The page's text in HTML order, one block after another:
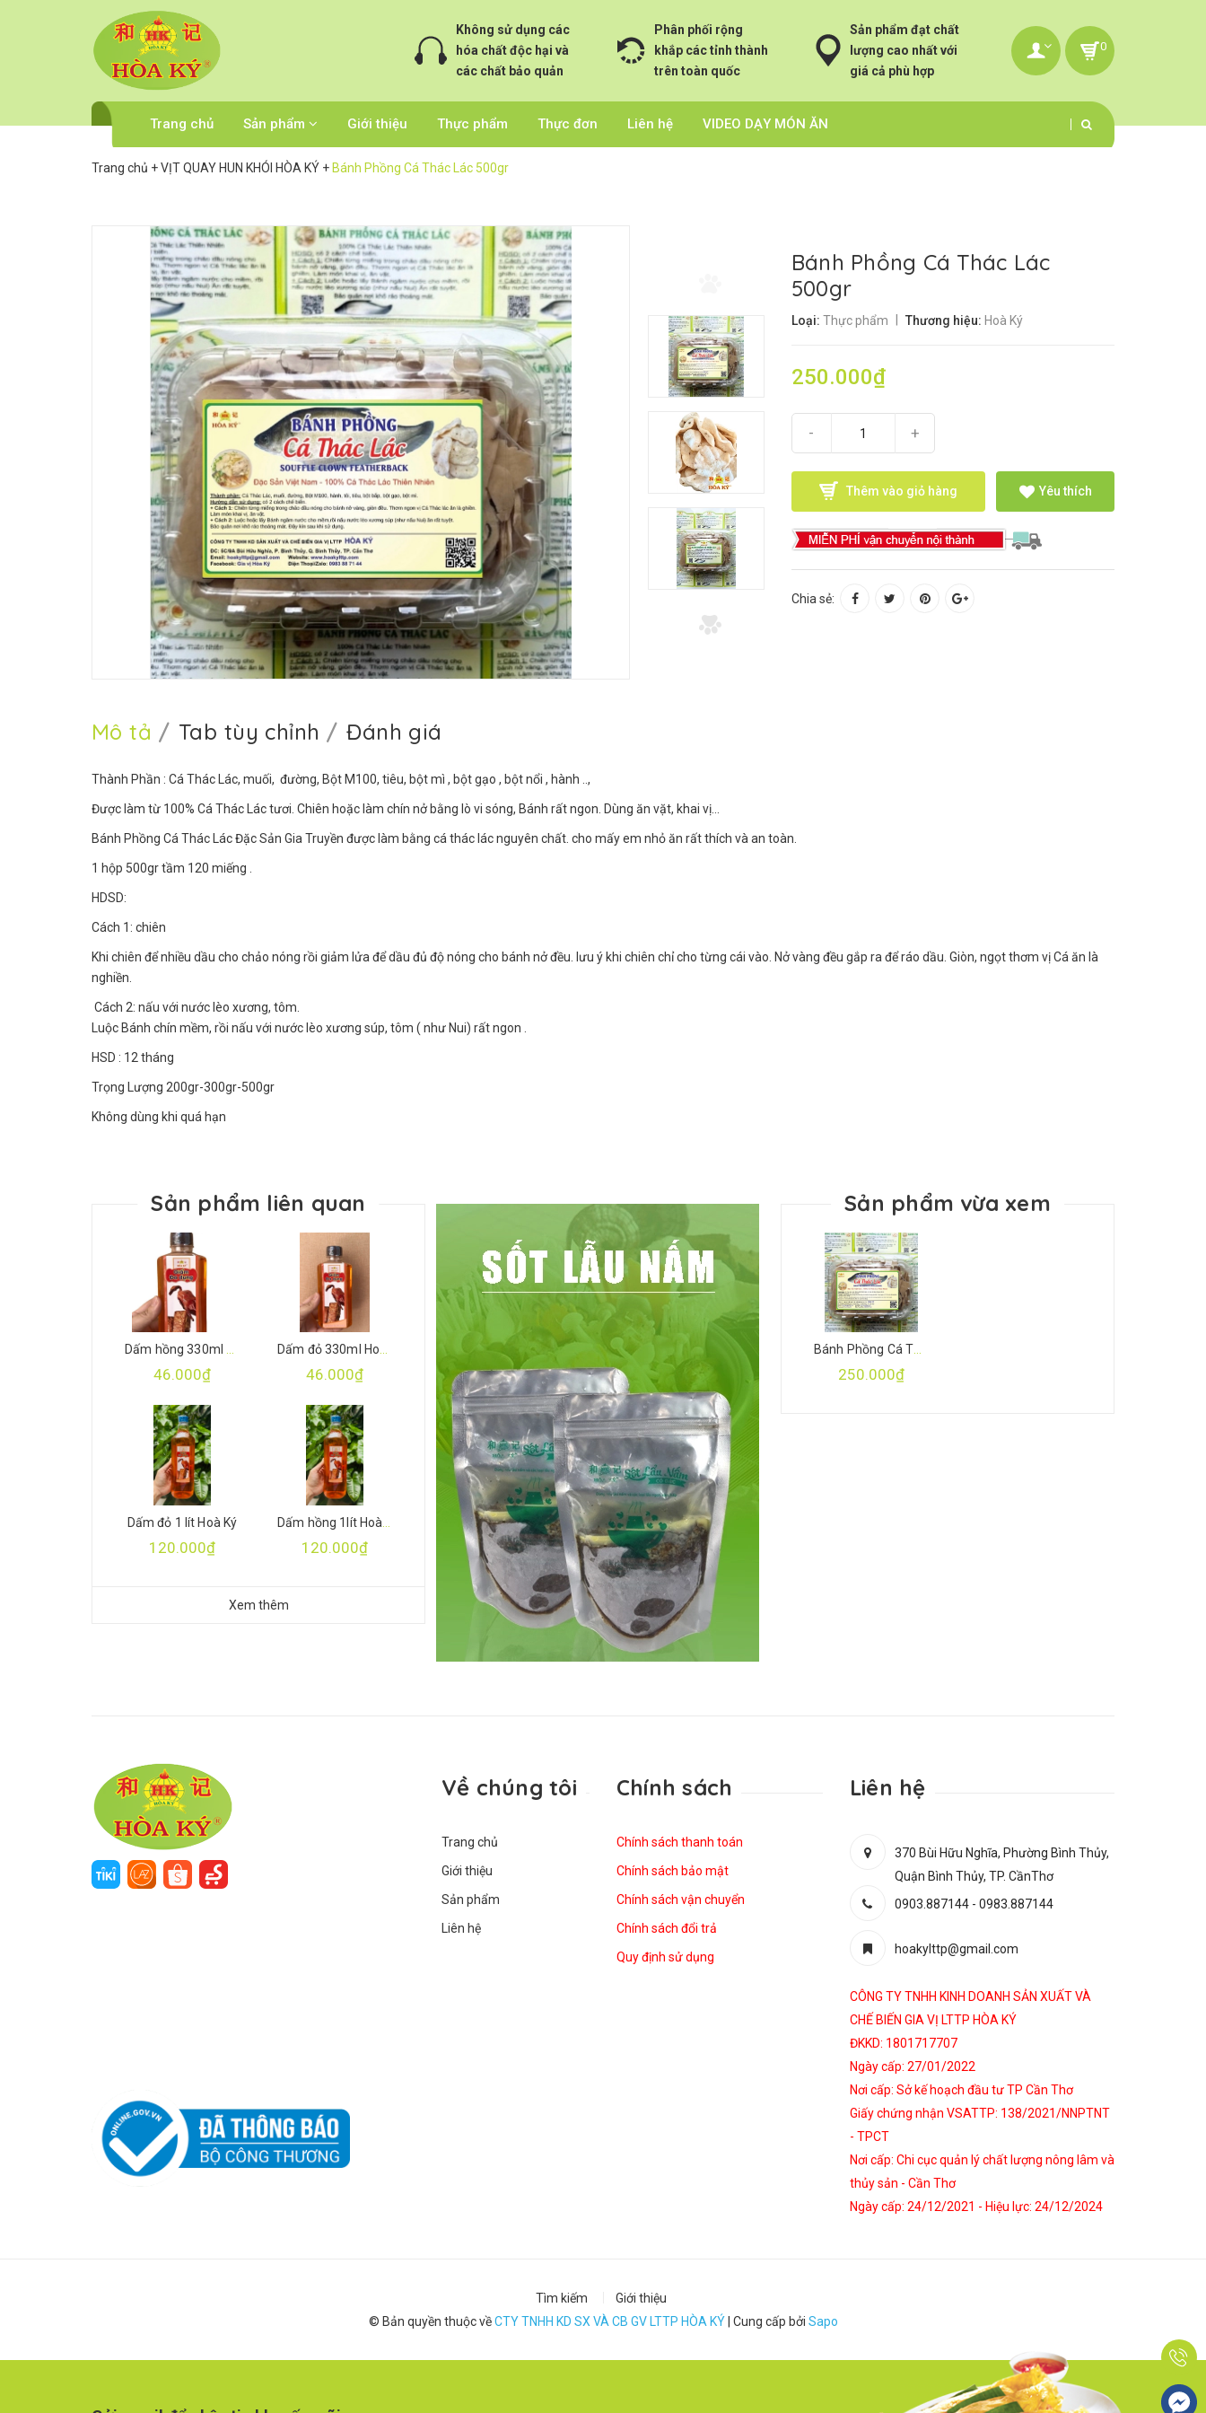
0
Sản phẩm đạt chất
lượng cao nhất với
giá cả phù hợp
Phân phối rộng
khắp các tỉnh thành
trên toàn quốc
Không sử dụng các
hóa chất độc hại và
các chất bảo quản
Trang chủ Sản phẩm Giới thiệu Thực phẩm Thực đơn Liên hệ VIDEO DẠY MÓN ĂN
Trang chủ +VỊT QUAY HUN KHÓI HÒA KÝ + Bánh Phồng Cá Thác Lác 500gr
Bánh Phồng Cá Thác Lác
500gr
Loại: Thực phẩm Thương hiệu: Hoà Ký
250.000₫
- +
Thêm vào giỏ hàng Yêu thích
Chia sẻ:
Mô tả Tab tùy chỉnh Đánh giá
Thành Phần : Cá Thác Lác, muối, đường, Bột M100, tiêu, bột mì , bột gạo , bột nổi , hành ..,
Được làm từ 100% Cá Thác Lác tươi. Chiên hoặc làm chín nở bằng lò vi sóng, Bánh rất ngon. Dùng ăn vặt, khai vị...
Bánh Phồng Cá Thác Lác Đặc Sản Gia Truyền được làm bằng cá thác lác nguyên chất. cho mấy em nhỏ ăn rất thích và an toàn.
1 hộp 500gr tầm 120 miếng .
HDSD:
Cách 1: chiên
Khi chiên để nhiều dầu cho chảo nóng rồi giảm lửa để dầu đủ độ nóng cho bánh nở đều. lưu ý khi chiên chỉ cho từng cái vào. Nở vàng đều gắp ra để ráo dầu. Giòn, ngọt thơm vị Cá ăn là
nghiền.
Cách 2: nấu với nước lèo xương, tôm.
Luộc Bánh chín mềm, rồi nấu với nước lèo xương súp, tôm ( như Nui) rất ngon .
HSD : 12 tháng
Trọng Lượng 200gr-300gr-500gr
Không dùng khi quá hạn
Sản phẩm liên quan
Dấm hồng 330ml Hoà Ký
46.000₫
Dấm đỏ 330ml Hoà Ký
46.000₫
Dấm đỏ 1 lít Hoà Ký
120.000₫ 120.000₫
Xem thêm
Sản phẩm vừa xem
Bánh Phồng Cá Thác Lác 500gr
250.000₫
Về chúng tôi
Trang chủ
Giới thiệu
Sản phẩm
Liên hệ
Chính sách
Chính sách thanh toán
Chính sách bảo mật
Chính sách vận chuyển
Chính sách đổi trả
Quy định sử dụng
Liên hệ
370 Bùi Hữu Nghĩa, Phường Bình Thủy,
Quận Bình Thủy, TP. CầnThơ
0903.887144- 0983.887144
hoakylttp@gmail.com
CÔNG TY TNHH KINH DOANH SẢN XUẤT VÀ
CHẾ BIẾN GIA VỊ LTTP HÒA KÝ
ĐKKD: 1801717707
Ngày cấp: 27/01/2022
Nơi cấp: Sở kế hoạch đầu tư TP Cần Thơ
Giấy chứng nhận VSATTP: 138/2021/NNPTNT
- TPCT
Nơi cấp: Chi cục quản lý chất lượng nông lâm và
thủy sản - Cần Thơ
Ngày cấp: 24/12/2021 - Hiệu lực: 24/12/2024
Tìm kiếm
Giới thiệu
© Bản quyền thuộc vềCTY TNHH KD SX VÀ CB GV LTTP HÒA KÝ Cung cấp bởi Sapo